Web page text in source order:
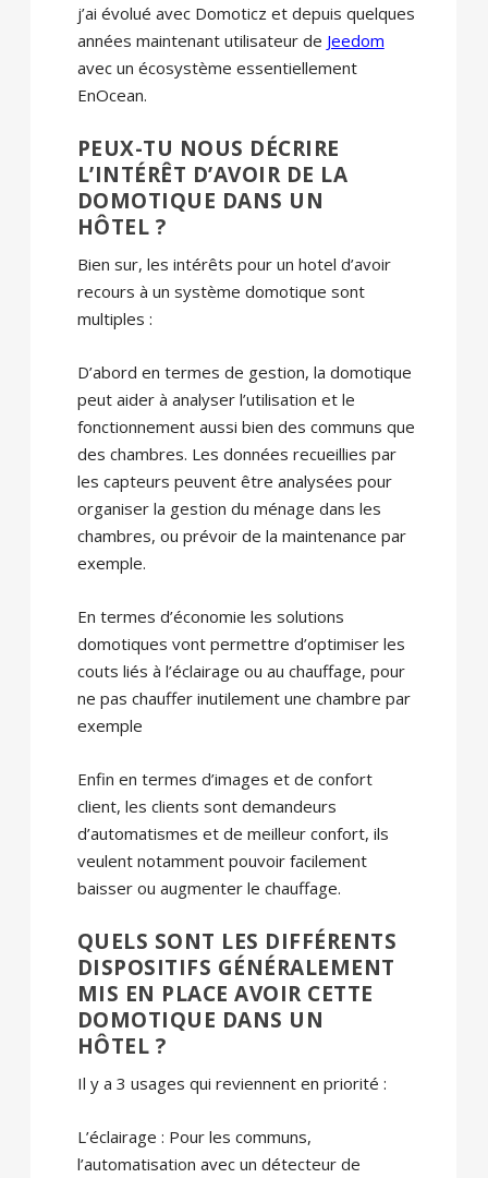
j’ai évolué avec Domoticz et depuis quelques
années maintenant utilisateur de Jeedom
avec un écosystème essentiellement
EnOcean.
PEUX-TU NOUS DÉCRIRE
L’INTÉRÊT D’AVOIR DE LA
DOMOTIQUE DANS UN
HÔTEL ?
Bien sur, les intérêts pour un hotel d’avoir
recours à un système domotique sont
multiples :
D’abord en termes de gestion, la domotique
peut aider à analyser l’utilisation et le
fonctionnement aussi bien des communs que
des chambres. Les données recueillies par
les capteurs peuvent être analysées pour
organiser la gestion du ménage dans les
chambres, ou prévoir de la maintenance par
exemple.
En termes d’économie les solutions
domotiques vont permettre d’optimiser les
couts liés à l’éclairage ou au chauffage, pour
ne pas chauffer inutilement une chambre par
exemple
Enfin en termes d’images et de confort
client, les clients sont demandeurs
d’automatismes et de meilleur confort, ils
veulent notamment pouvoir facilement
baisser ou augmenter le chauffage.
QUELS SONT LES DIFFÉRENTS
DISPOSITIFS GÉNÉRALEMENT
MIS EN PLACE AVOIR CETTE
DOMOTIQUE DANS UN
HÔTEL ?
Il y a 3 usages qui reviennent en priorité :
L’éclairage : Pour les communs,
l’automatisation avec un détecteur de